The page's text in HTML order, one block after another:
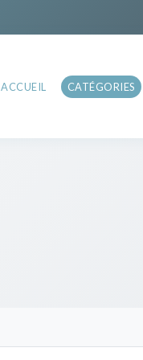
ACCUEIL CATÉGORIES